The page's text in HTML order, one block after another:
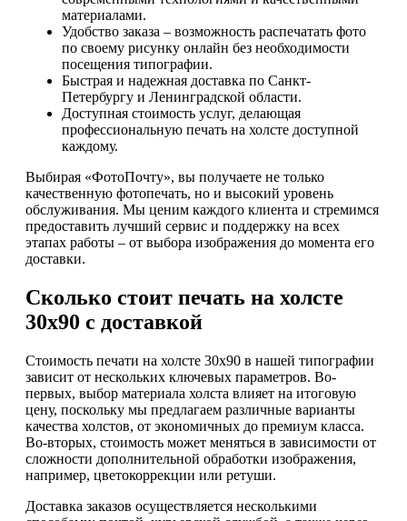
материалами.
Удобство заказа – возможность распечатать фото
по своему рисунку онлайн без необходимости
посещения типографии.
Быстрая и надежная доставка по Санкт-
Петербургу и Ленинградской области.
Доступная стоимость услуг, делающая
профессиональную печать на холсте доступной
каждому.
Выбирая «ФотоПочту», вы получаете не только
качественную фотопечать, но и высокий уровень
обслуживания. Мы ценим каждого клиента и стремимся
предоставить лучший сервис и поддержку на всех
этапах работы – от выбора изображения до момента его
доставки.
Сколько стоит печать на холсте
30х90 с доставкой
Стоимость печати на холсте 30х90 в нашей типографии
зависит от нескольких ключевых параметров. Во-
первых, выбор материала холста влияет на итоговую
цену, поскольку мы предлагаем различные варианты
качества холстов, от экономичных до премиум класса.
Во-вторых, стоимость может меняться в зависимости от
сложности дополнительной обработки изображения,
например, цветокоррекции или ретуши.
Доставка заказов осуществляется несколькими